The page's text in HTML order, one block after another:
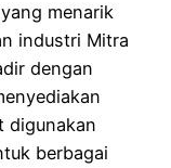
menarik
industri Mitra
dengan
digunakan
berbagai